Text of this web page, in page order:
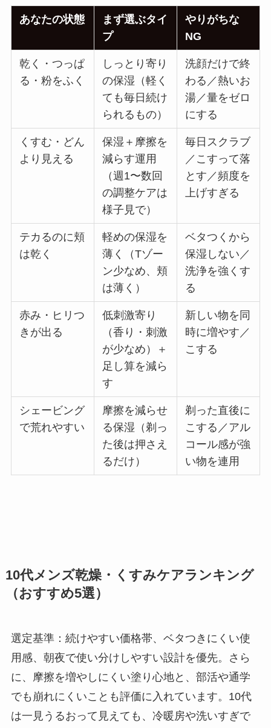
あなたの状態
まず選ぶタイ
プ
やりがちな
NG
乾く・つっぱ
る・粉をふく
しっとり寄り
の保湿（軽く
ても毎日続け
られるもの）
洗顔だけで終
わる／熱いお
湯／量をゼロ
にする
くすむ・どん
より見える
保湿＋摩擦を
減らす運用
（週1〜数回
の調整ケアは
様子見で）
毎日スクラブ
／こすって落
とす／頻度を
上げすぎる
テカるのに頬
は乾く
軽めの保湿を
薄く（Tゾー
ン少なめ、頬
は薄く）
ベタつくから
保湿しない／
洗浄を強くす
る
赤み・ヒリつ
きが出る
低刺激寄り
（香り・刺激
が少なめ）＋
足し算を減ら
す
新しい物を同
時に増やす／
こする
シェービング
で荒れやすい
摩擦を減らせ
る保湿（剃っ
た後は押さえ
るだけ）
剃った直後に
こする／アル
コール感が強
い物を連用
10代メンズ乾燥・くすみケアランキング
（おすすめ5選）
選定基準：続けやすい価格帯、ベタつきにくい使
用感、朝夜で使い分けしやすい設計を優先。さら
に、摩擦を増やしにくい塗り心地と、部活や通学
でも崩れにくいことも評価に入れています。10代
は一見うるおって見えても、冷暖房や洗いすぎで